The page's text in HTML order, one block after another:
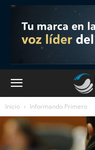
Inicio Informando Primero